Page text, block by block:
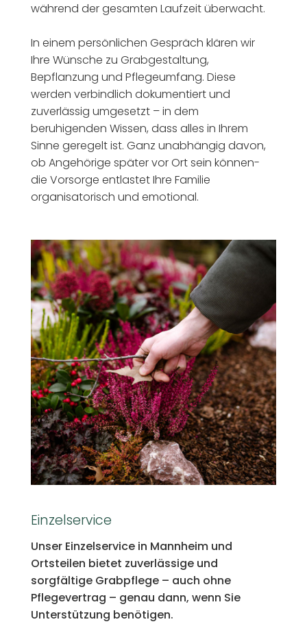
während der gesamten Laufzeit überwacht.
In einem persönlichen Gespräch klären wir
Ihre Wünsche zu Grabgestaltung,
Bepflanzung und Pflegeumfang. Diese
werden verbindlich dokumentiert und
zuverlässig umgesetzt – in dem
beruhigenden Wissen, dass alles in Ihrem
Sinne geregelt ist. Ganz unabhängig davon,
ob Angehörige später vor Ort sein können-
die Vorsorge entlastet Ihre Familie
organisatorisch und emotional.
Einzelservice
Unser Einzelservice in Mannheim und
Ortsteilen bietet zuverlässige und
sorgfältige Grabpflege – auch ohne
Pflegevertrag – genau dann, wenn Sie
Unterstützung benötigen.